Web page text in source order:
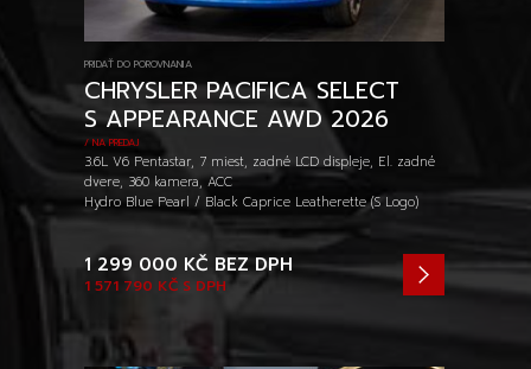
PRIDAŤ DO POROVNANIA
CHRYSLER PACIFICA SELECT
S APPEARANCE AWD 2026
/ NA PREDAJ
3.6L V6 Pentastar, 7 miest, zadné LCD displeje, El. zadné
dvere, 360 kamera, ACC
Hydro Blue Pearl / Black Caprice Leatherette (S Logo)
1 571 790 KČ S DPH
1 299 000 KČ BEZ DPH